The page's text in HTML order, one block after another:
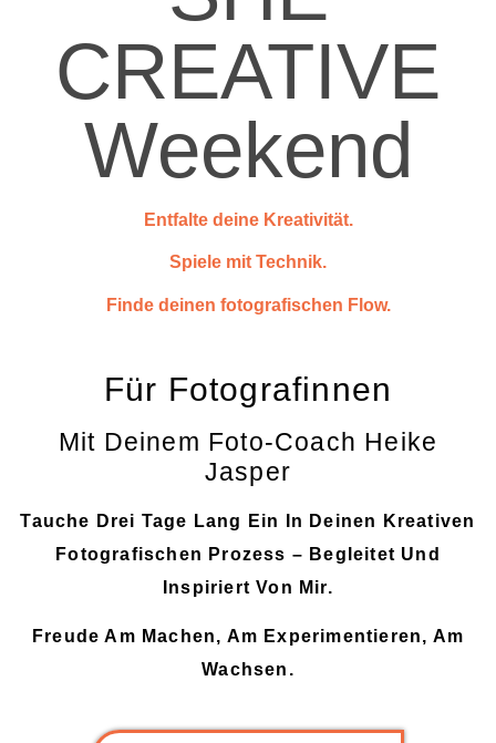
CREATIVE
Weekend
Entfalte deine Kreativität.
Spiele mit Technik.
Finde deinen fotografischen Flow.
Für Fotografinnen
Mit Deinem Foto-Coach Heike
Jasper
Tauche Drei Tage Lang Ein In Deinen Kreativen
Fotografischen Prozess – Begleitet Und
Inspiriert Von Mir.
Freude Am Machen, Am Experimentieren, Am
Wachsen.